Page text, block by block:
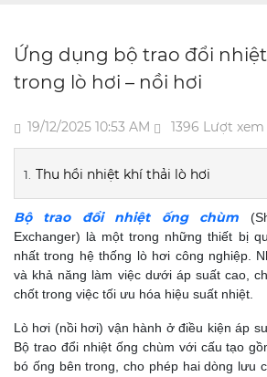
Ứng dụng bộ trao đổi
trong lò hơi – nồi hơi
19/12/2025 10:53 AM 1396 Lượt xem
Thu hồi nhiệt khí thải lò hơi
Bộ trao đổi nhiệt ống chùm
Exchanger) là một trong những thiết bị
nhất trong hệ thống lò hơi công nghiệp.
và khả năng làm việc dưới áp suất cao,
chốt trong việc tối ưu hóa hiệu suất nhiệt.
Lò hơi (nồi hơi) vận hành ở điều kiện áp
Bộ trao đổi nhiệt ống chùm với cấu tạo
bó ống bên trong, cho phép hai dòng lưu